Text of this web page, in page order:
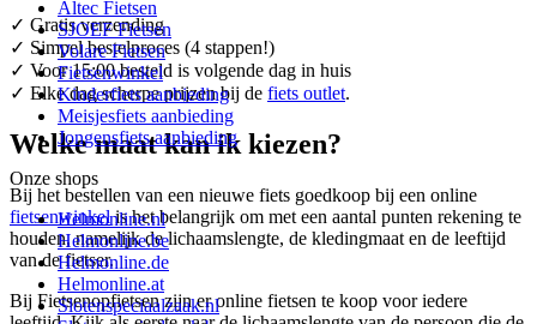
✓ Gratis verzending
✓ Simpel bestelproces (4 stappen!)
✓ Voor 15:00 besteld is volgende dag in huis
✓ Elke dag scherpe prijzen bij de fiets outlet.
Welke maat kan ik kiezen?
Bij het bestellen van een nieuwe fiets goedkoop bij een online
fietsenwinkelis het belangrijk om met een aantal punten rekening te
houden, namelijk de lichaamslengte, de kledingmaat en de leeftijd
van de fietser.
Bij Fietsenopfietsen zijn er online fietsen te koop voor iedere
Altec Fietsen
SJOEF Fietsen
Volare Fietsen
Fietsenwinkel
Kinderfiets aanbieding
Meisjesfiets aanbieding
Jongensfiets aanbieding
Onze shops
Helmonline.nl
Helmonline.be
Helmonline.de
Helmonline.at
Slotenspeciaalzaak.nl